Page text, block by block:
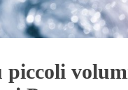
piccoli